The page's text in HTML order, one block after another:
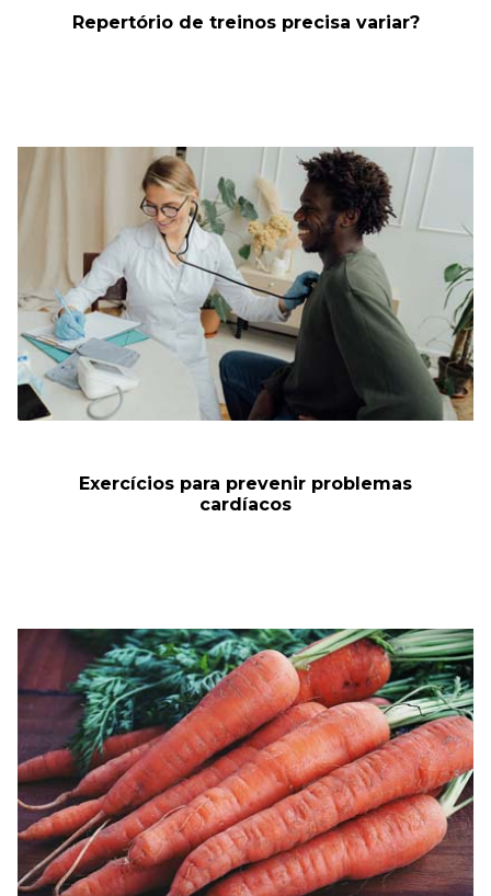
Repertório de treinos precisa variar?
Exercícios para prevenir problemas
cardíacos